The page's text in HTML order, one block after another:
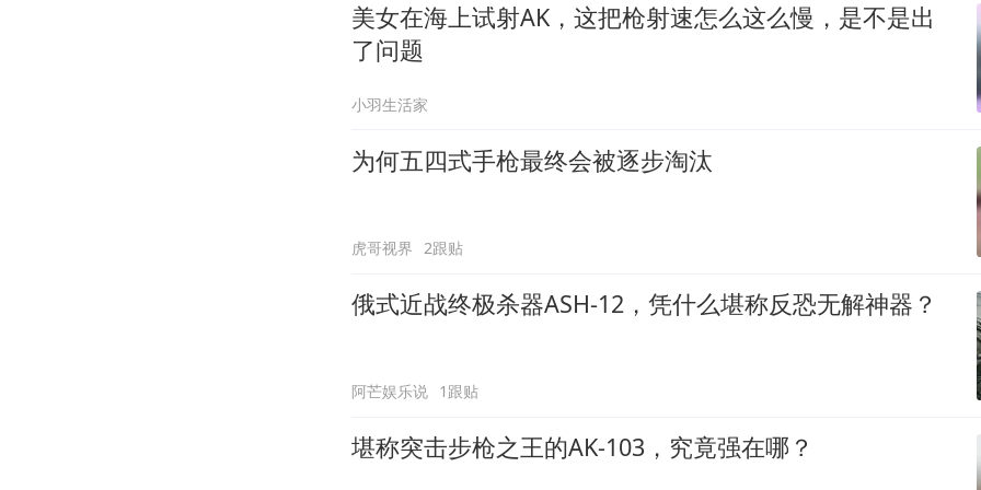
美女在海上试射AK，这把枪射速怎么这么慢，是不是出
了问题
小羽生活家
为何五四式手枪最终会被逐步淘汰
虎哥视界 2跟贴
俄式近战终极杀器ASH-12，凭什么堪称反恐无解神器？
阿芒娱乐说 1跟贴
堪称突击步枪之王的AK-103，究竟强在哪？